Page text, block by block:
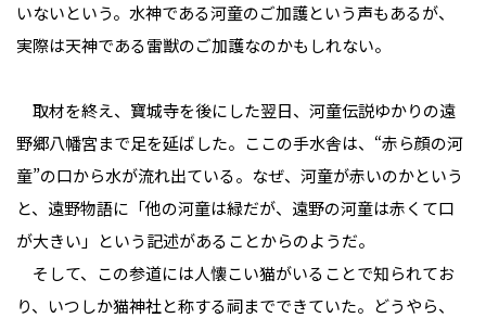
いないという。水神である河童のご加護という声もあるが、
実際は天神である雷獣のご加護なのかもしれない。
取材を終え、寶城寺を後にした翌日、河童伝説ゆかりの遠
野郷八幡宮まで足を延ばした。ここの手水舎は、“赤ら顔の河
童”の口から水が流れ出ている。なぜ、河童が赤いのかという
と、遠野物語に「他の河童は緑だが、遠野の河童は赤くて口
が大きい」という記述があることからのようだ。
そして、この参道には人懐こい猫がいることで知られてお
り、いつしか猫神社と称する祠までできていた。どうやら、